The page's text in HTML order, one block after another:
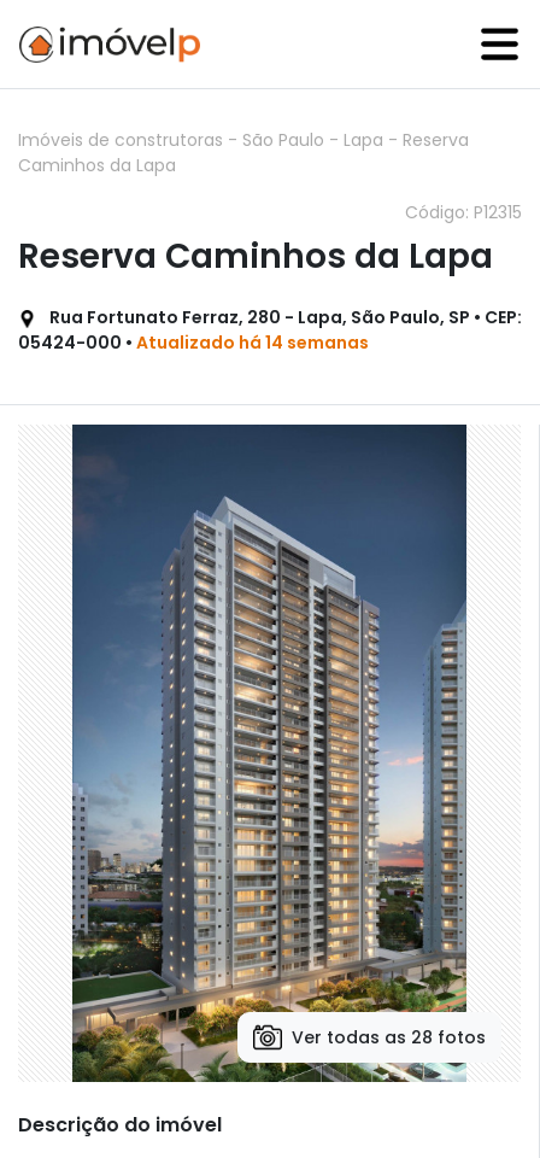
Imóveis de construtoras - São Paulo - Lapa - Reserva
Caminhos da Lapa
Código: P12315
Reserva Caminhos da Lapa
Rua Fortunato Ferraz, 280 - Lapa, São Paulo, SP • CEP:
05424-000 • Atualizado há 14 semanas
Ver todas as 28 fotos
Descrição do imóvel